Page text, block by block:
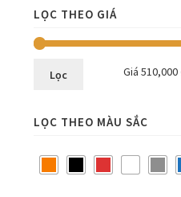
LỌC THEO GIÁ
Lọc Giá 510,000
LỌC THEO MÀU SẮC